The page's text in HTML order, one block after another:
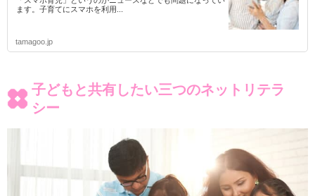
ます。子育てにスマホを利用...
tamagoo.jp
子どもと共有したい三つのネットリテラ
シー